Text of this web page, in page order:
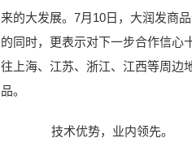
来的大发展。7月10日，大润发商
的同时，更表示对下一步合作信心
往上海、江苏、浙江、江西等周边
品。
技术优势，业内领先。